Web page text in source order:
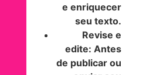
e enriquecer
seu texto.
Revise e
edite: Antes
de publicar ou